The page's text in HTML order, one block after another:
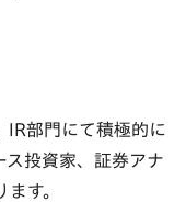
IR部門にて積極的に
ス投資家、証券アナ
す。